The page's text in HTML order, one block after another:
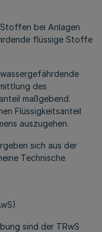
bei Anlagen
flüssige Stoffe
des
maßgebend.
Flüssigkeitsanteil
auszugehen.
sich aus der
Technische
sind der TRwS